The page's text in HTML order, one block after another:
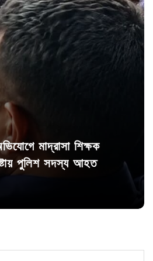
মাদ্রাসা শিক্ষক
পুলিশ সদস্য আহত